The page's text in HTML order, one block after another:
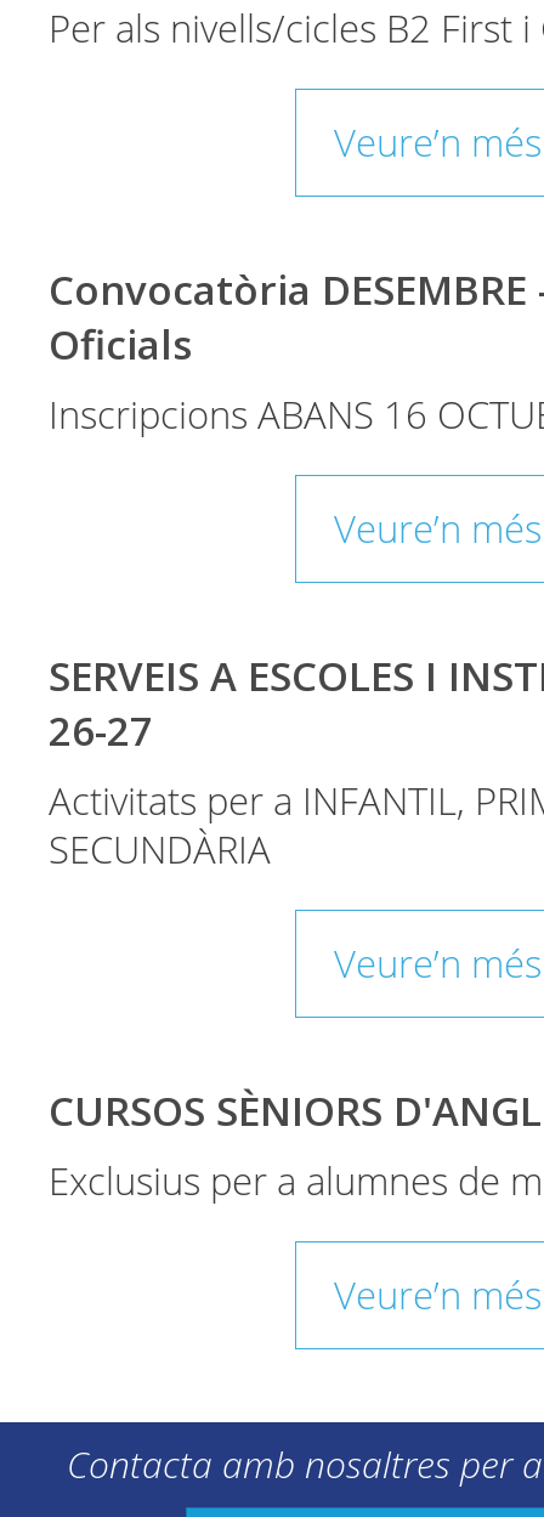
Per als nivells/cicles B2 First
Veure’n més
Convocatòria
Oficials
Inscripcions ABANS 16
Veure’n més
SERVEIS A ESCOLES I
26-27
Activitats per a INFANTIL,
SECUNDÀRIA
Veure’n més
CURSOS SÈNIORS
Exclusius per a alumnes de
Veure’n més
Contacta amb nosaltres per